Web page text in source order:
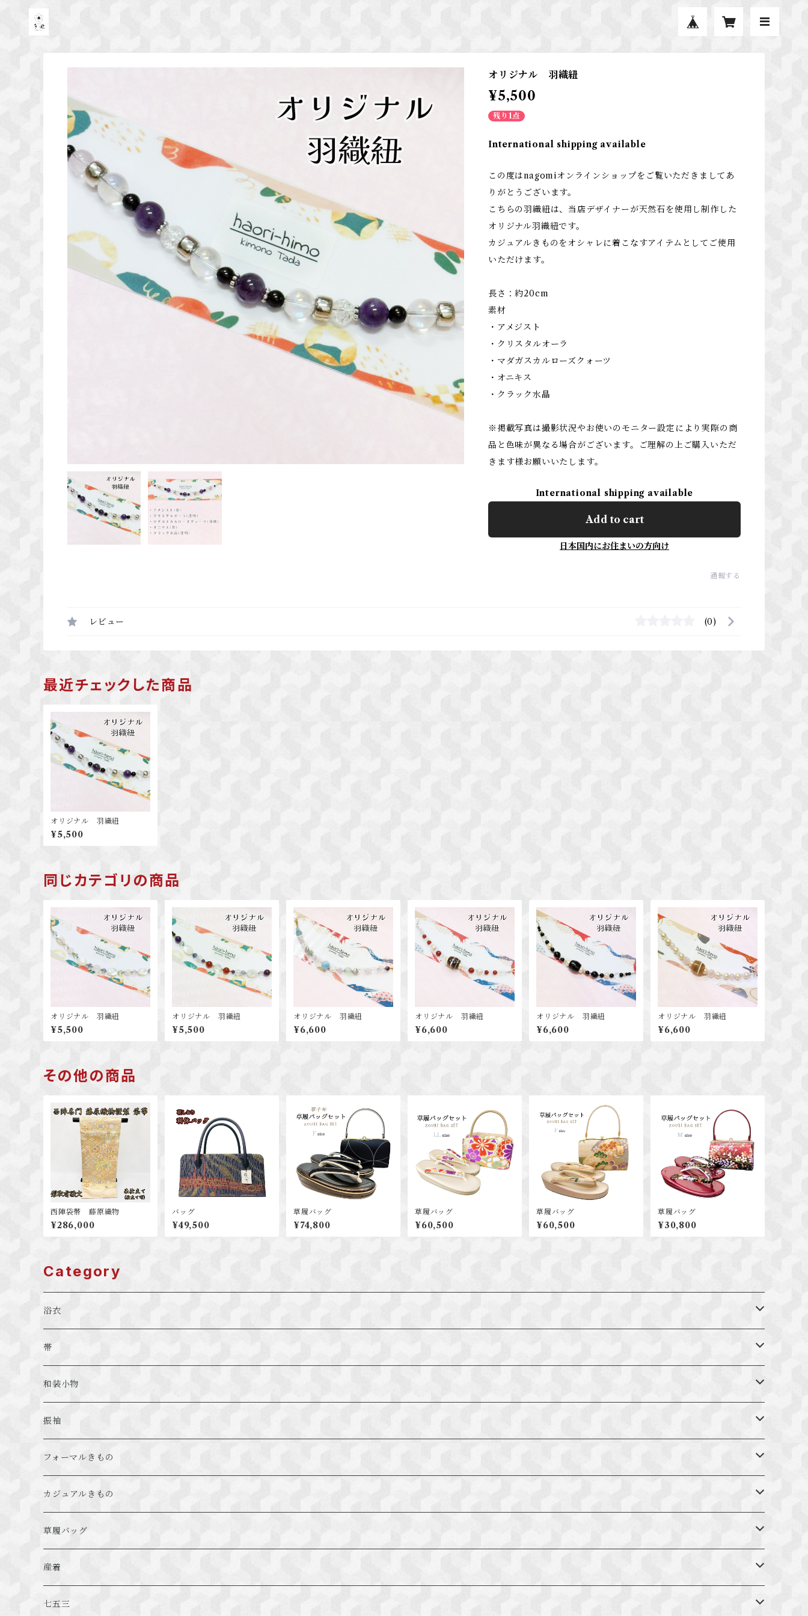
オリジナル 羽織紐
¥5,500
残り1点
International shipping available
この度はnagomiオンラインショップをご覧いただきましてあ
りがとうございます。
こちらの羽織紐は、当店デザイナーが天然石を使用し制作した
オリジナル羽織紐です。
カジュアルきものをオシャレに着こなすアイテムとしてご使用
いただけます。
長さ：約20cm
素材
・アメジスト
・クリスタルオーラ
・マダガスカルローズクォーツ
・オニキス
・クラック水晶
※掲載写真は撮影状況やお使いのモニター設定により実際の商
品と色味が異なる場合がございます。ご理解の上ご購入いただ
きます様お願いいたします。
International shipping available
Add to cart
日本国内にお住まいの方向け
通報する
レビュー (0)
最近チェックした商品
オリジナル 羽織紐
¥5,500
同じカテゴリの商品
オリジナル 羽織紐
¥5,500
オリジナル 羽織紐
¥5,500
オリジナル 羽織紐
¥6,600
オリジナル 羽織紐
¥6,600
オリジナル 羽織紐
¥6,600
オリジナル 羽織紐
¥6,600
その他の商品
西陣袋帯 藤原織物
¥286,000
バッグ
¥49,500
草履バッグ
¥74,800
草履バッグ
¥60,500
草履バッグ
¥60,500
草履バッグ
¥30,800
Category
浴衣
プレタ
絞り
特選浴衣
帯
袋帯
名古屋帯
半幅帯
京袋帯
兵児帯
和装小物
羽織紐
振袖
振袖レンタルパック
振袖袋帯
振袖草履バッグ
振袖小物
フォーマルきもの
フォーマル用袋帯
フォーマル用草履バッグ
フォーマル用小物
カジュアルきもの
カジュアル帯
カジュアル草履バッグ
カジュアル用小物
草履バッグ
振袖用
フォーマル用
産着
男の子
七五三